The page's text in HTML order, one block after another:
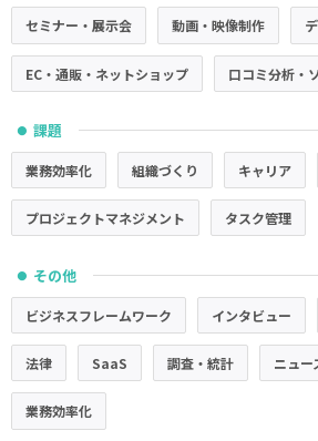
セミナー・展示会 動画・映像制作
EC・通販・ネットショップ 口コミ分析・
● 課題
業務効率化 組織づくり キャリア
プロジェクトマネジメント タスク管理
● その他
ビジネスフレームワーク インタビュー
法律 SaaS 調査・統計 ニュー
業務効率化